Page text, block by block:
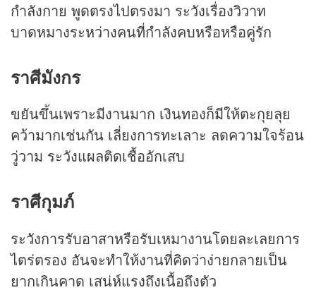
กำลังกาย พูดตรงไปตรงมา ระวังเรื่องวิวาท
บาดหมางระหว่างคนที่กำลังคบหรือหรือคู่รัก
ราศีมังกร
ขยันขึ้นเพราะมีงานมาก เงินทองก็มีให้ตะกุยลุย
คว้ามากเช่นกัน เลี่ยงการทะเลาะ ลดความใจร้อน
วู่วาม ระวังแผลติดเชื้ออักเสบ
ราศีกุมภ์
ระวังการรับอาสาหรือรับเหมางานโดยละเลยการ
ไตร่ตรอง อันจะทำให้งานที่คิดว่าง่ายกลายเป็น
ยากเกินคาด เสน่ห์แรงถึงเนื้อถึงตัว